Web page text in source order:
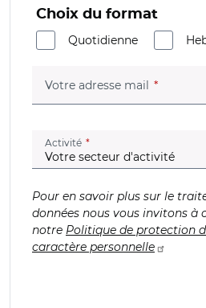
Choix du format
Quotidienne
Votre adresse mail (champ
Activité (champ obligatoire)
Pour en savoir plus sur le
données nous vous invitons à
notre Politique de protection
caractère personnelle